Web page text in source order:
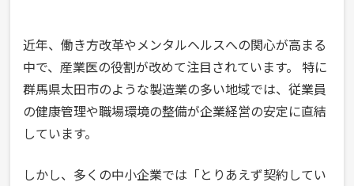
近年、働き方改革やメンタルヘルスへの関心が高まる
中で、産業医の役割が改めて注目されています。 特に
群馬県太田市のような製造業の多い地域では、従業員
の健康管理や職場環境の整備が企業経営の安定に直結
しています。
しかし、多くの中小企業では「とりあえず契約してい